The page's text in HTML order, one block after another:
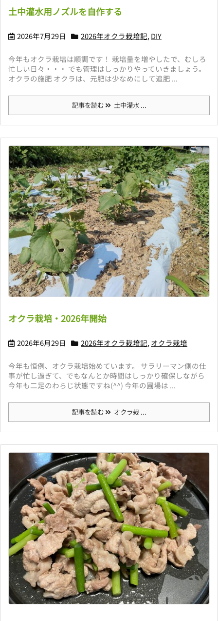
土中灌水用ノズルを自作する
2026年7月29日 2026年オクラ栽培記, DIY
今年もオクラ栽培は順調です！ 栽培量を増やしたで、むしろ
忙しい日々・・・ でも管理はしっかりやっていきましょう。
オクラの施肥 オクラは、元肥は少なめにして追肥 ...
記事を読む 土中灌水 ...
オクラ栽培・2026年開始
2026年6月29日 2026年オクラ栽培記,オクラ栽培
今年も恒例、オクラ栽培始めています。 サラリーマン側の仕
事が忙し過ぎて、でもなんとか時間はしっかり確保しながら
今年も二足のわらじ状態ですね(^^) 今年の圃場は ...
記事を読む オクラ栽 ...